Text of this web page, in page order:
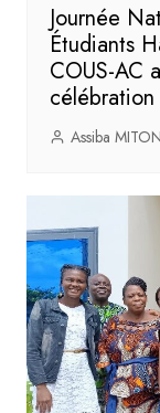
Journée
Étudiants
COUS-AC
célébration
Assiba